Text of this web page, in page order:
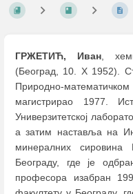
ГРЖЕТИЋ, Иван,
(Београд, 10. X 1952).
Природно-
магистрирао 1977.
Универзитетској
а затим наставља на
минералних сировина
Београду, где је
професора изабран